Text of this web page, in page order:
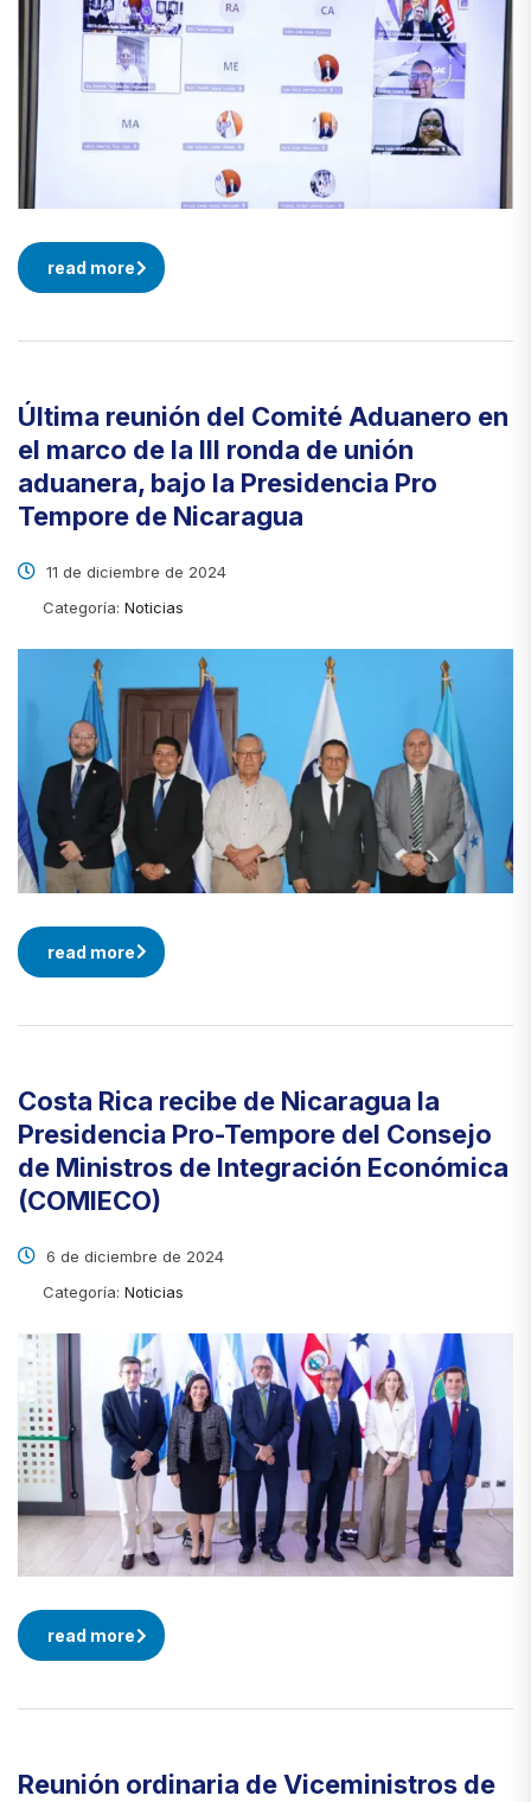
read more
Última reunión del Comité Aduanero en
el marco de la III ronda de unión
aduanera, bajo la Presidencia Pro
Tempore de Nicaragua
11 de diciembre de 2024
Categoría: Noticias
read more
Costa Rica recibe de Nicaragua la
Presidencia Pro-Tempore del Consejo
de Ministros de Integración Económica
(COMIECO)
6 de diciembre de 2024
Categoría: Noticias
read more
Reunión ordinaria de Viceministros de